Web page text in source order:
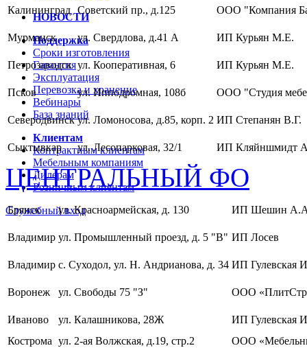
НОВОСТИ
Поддержка
Сроки изготовления
Гарантия
Эксплуатация
Перевозка и хранение
Вебинары
База знаний
Клиентам
Контрактным клиентам
Мебельным компаниям
Дилерам
Розничным клиентам
Служебный вход
Калининград Советский пр., д.125 ООО "Компания
Мурманск ул. Свердлова, д.41 А ИП Курьян М.Е.
Петрозаводск ул. Кооперативная, 6 ИП Курьян М.Е.
Псков ул. Ипподромная, 108б ООО "Студия
Северодвинск ул. Ломоносова, д.85, корп. 2 ИП Степанян В.Г.
Сыктывкар ул. Лесопарковая, 32/1 ИП Кляйншмидт
ЦЕНТРАЛЬНЫЙ ФО
Брянск ул. Красноармейская, д. 130 ИП Шешин
Владимир ул. Промышленный проезд, д. 5 "В" ИП Лосев
Владимир с. Суходол, ул. Н. Андрианова, д. 34 ИП Гулевская
Воронеж ул. Свободы 75 "З" ООО
Иваново ул. Калашникова, 28Ж
ИП Гулевская
Кострома ул. 2-ая Волжская, д.19, стр.2
ООО